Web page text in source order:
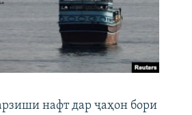
нафт дар ҷаҳон бори